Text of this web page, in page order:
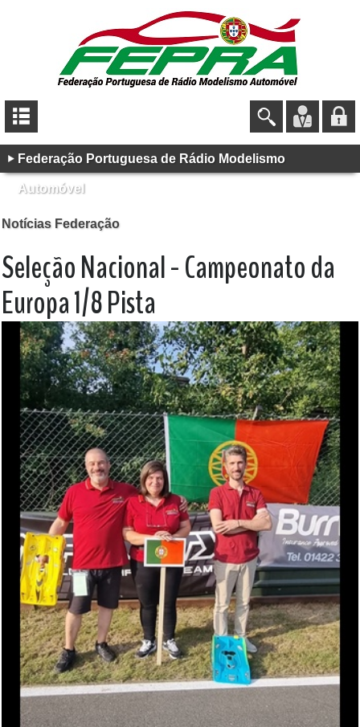
Federação Portuguesa de Rádio Modelismo
Automóvel
Notícias Federação
Seleção Nacional - Campeonato da
Europa 1/8 Pista